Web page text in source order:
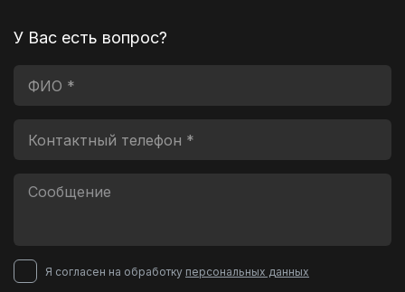
У Вас есть вопрос?
Я согласен на обработку персональных данных